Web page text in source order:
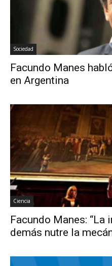
Sociedad
Facundo Manes
en Argentina
Ciencia
Facundo Manes:
demás nutre la